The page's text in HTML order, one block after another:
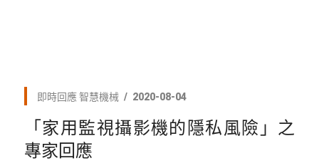
即時回應 智慧機械 2020-08-04
「家用監視攝影機的隱私風險」之
專家回應